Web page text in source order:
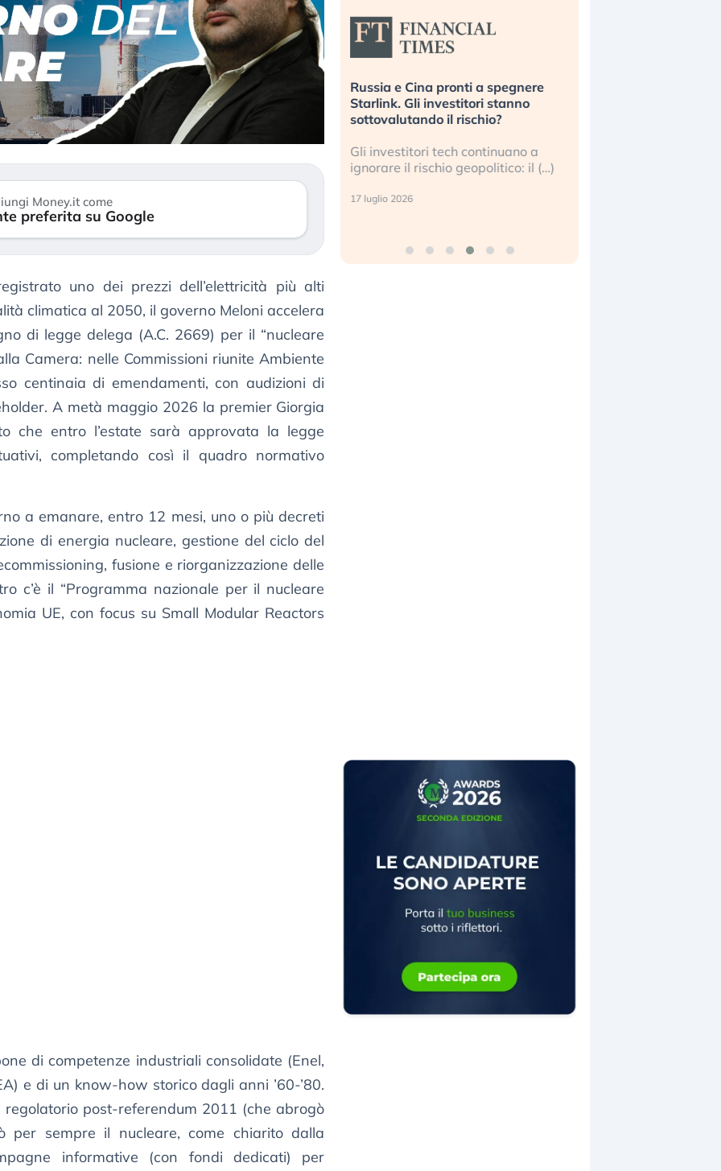
Money.it come
preferita su Google
uno dei prezzi dell’elettricità più alti
climatica al 2050, il governo Meloni accelera
di legge delega (A.C. 2669) per il “nucleare
Camera: nelle Commissioni riunite Ambiente
centinaia di emendamenti, con audizioni di
A metà maggio 2026 la premier Giorgia
che entro l’estate sarà approvata la legge
completando così il quadro normativo
a emanare, entro 12 mesi, uno o più decreti
di energia nucleare, gestione del ciclo del
fusione e riorganizzazione delle
c’è il “Programma nazionale per il nucleare
UE, con focus su Small Modular Reactors
di competenze industriali consolidate (Enel,
e di un know-how storico dagli anni ’60-’80.
post-referendum 2011 (che abrogò
per sempre il nucleare, come chiarito dalla
informative (con fondi dedicati) per
Investitori
lo scoppio
retail (…)
Quando la finanza pesa più
dell’economia reale. L’America sta
ripetendo gli errori del 2008?
sempre più sganciata dall’economia
reale. (…)
24 luglio 2026
Russia e Cina pronti a spegnere
Starlink. Gli investitori stanno
sottovalutando il rischio?
Gli investitori tech continuano a
ignorare il rischio geopolitico: il (…)
17 luglio 2026